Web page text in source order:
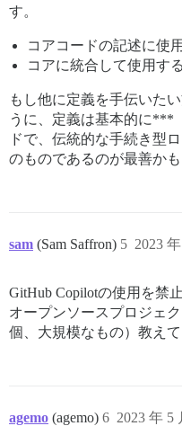
す。
コアコードの記述に使
コアに統合して使用する
もし他に定義を手伝いた
うに、定義は基本的に***
ドで、伝統的な手続き型
のものであるのが最善かも
sam (Sam Saffron) 2023
5
GitHub Copilotの使用を禁
オープンソースプロジェ
個、大規模なもの）教え
agemo (agemo) 2023 年 5
6